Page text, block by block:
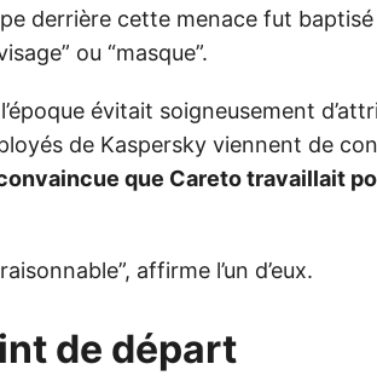
derrière cette menace fut baptisé
ou “masque”.
évitait soigneusement
de Kaspersky viennent de
que Careto travaillait
affirme l’un d’eux.
de départ